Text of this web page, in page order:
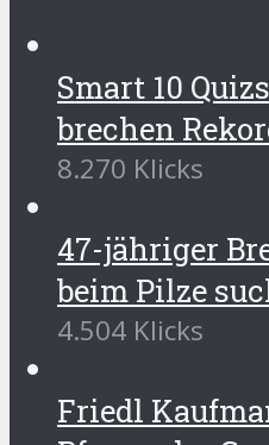
Smart 10
brechen
8.270 Klicks
47-jähriger
beim Pilze
4.504 Klicks
Friedl